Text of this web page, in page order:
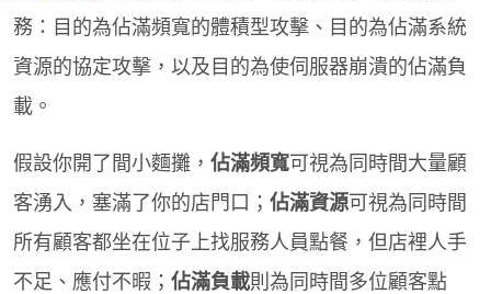
務：目的為佔滿頻寬的體積型攻擊、目的為佔滿系統
資源的協定攻擊，以及目的為使伺服器崩潰的佔滿負
載。
假設你開了間小麵攤， 佔滿頻寬可視為同時間大量顧
客湧入，塞滿了你的店門口； 佔滿資源可視為同時間
所有顧客都坐在位子上找服務人員點餐，但店裡人手
不足、應付不暇； 佔滿負載則為同時間多位顧客點